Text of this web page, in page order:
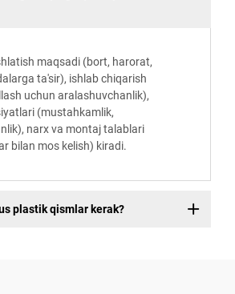
maqsadi (bort, harorat,
ta'sir), ishlab chiqarish
uchun aralashuvchanlik),
(mustahkamlik,
narx va montaj talablari
bilan mos kelish) kiradi.
plastik qismlar kerak?